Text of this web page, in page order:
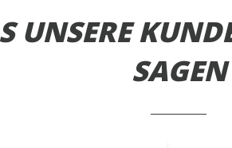
UNSERE
SAGEN